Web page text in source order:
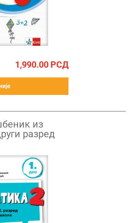
1,990.00 РСД
из
разред